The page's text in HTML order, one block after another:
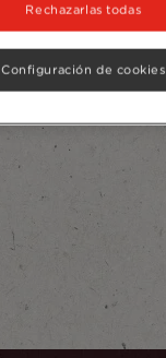
Rechazarlas todas
Configuración de cookies